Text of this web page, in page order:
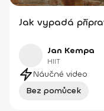
Jak vypadá
Jan Kempa
HIIT
Náučné video
Bez pomůcek